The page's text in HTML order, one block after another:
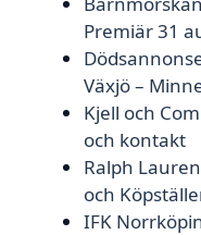
Premiär 31
Växjö –
Kjell och
och kontakt
Ralph
och
IFK